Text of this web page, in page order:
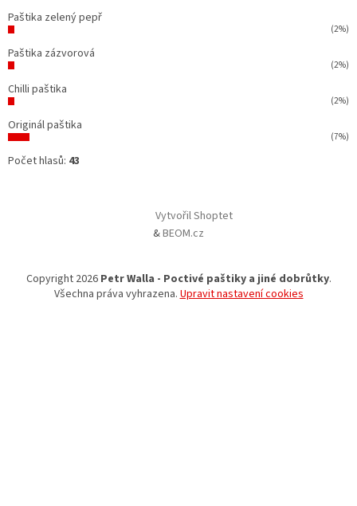
Paštika zelený pepř
(2%)
Paštika zázvorová
(2%)
Chilli paštika
(2%)
Originál paštika
(7%)
Počet hlasů: 43
Vytvořil Shoptet
&BEOM.cz
Copyright 2026 Petr Walla - Poctivé paštiky a jiné dobrůtky.
Všechna práva vyhrazena. Upravit nastavení cookies